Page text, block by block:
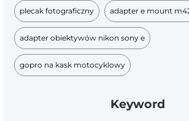
plecak fotograficzny adapter e mount
adapter obiektywów nikon sony e
gopro na kask motocyklowy
Keyword